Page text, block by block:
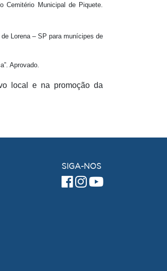
Cemitério Municipal de Piquete.
Lorena – SP para munícipes de
Aprovado.
local e na promoção da
SIGA-NOS